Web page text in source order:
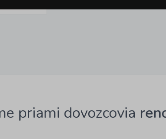
priami dovozcovia